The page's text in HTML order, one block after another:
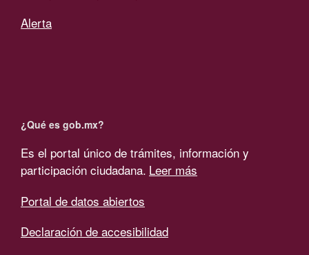
Alerta
¿Qué es gob.mx?
Es el portal único de trámites, información y
participación ciudadana. Leer más
Portal de datos abiertos
Declaración de accesibilidad